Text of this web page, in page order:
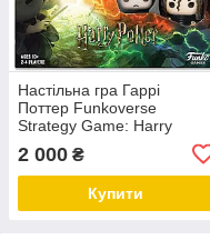
Настільна гра Гаррі
Поттер Funkoverse
Strategy Game: Harry
2 000 ₴
Купити